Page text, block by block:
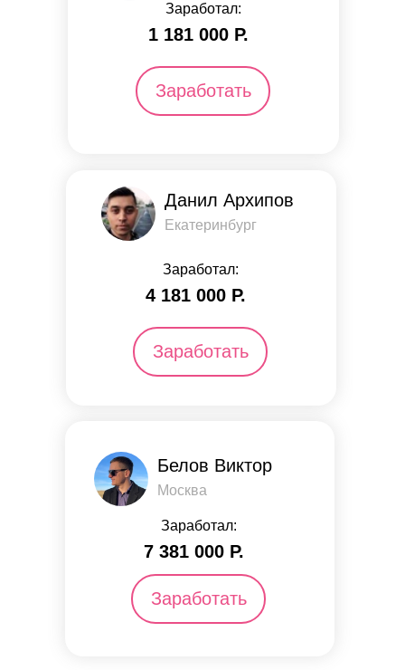
Заработал:
1 181 000 Р.
Заработать
Данил Архипов
Екатеринбург
Заработал:
4 181 000 Р.
Заработать
Белов Виктор
Москва
Заработал:
7 381 000 Р.
Заработать